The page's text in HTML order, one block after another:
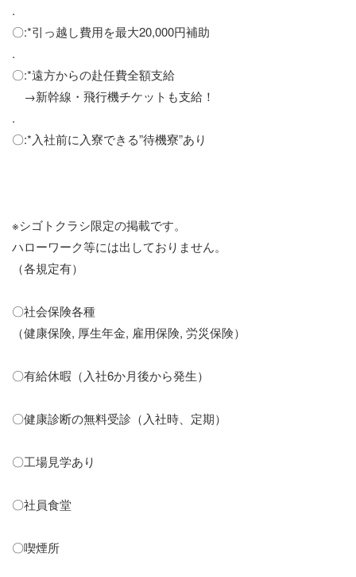
.
〇:*引っ越し費用を最大20,000円補助
.
〇:*遠方からの赴任費全額支給
→新幹線・飛行機チケットも支給！
.
〇:*入社前に入寮できる”待機寮”あり
※シゴトクラシ限定の掲載です。
ハローワーク等には出しておりません。
（各規定有）
〇社会保険各種
（健康保険, 厚生年金, 雇用保険, 労災保険）
〇有給休暇（入社6か月後から発生）
〇健康診断の無料受診（入社時、定期）
〇工場見学あり
〇社員食堂
〇喫煙所